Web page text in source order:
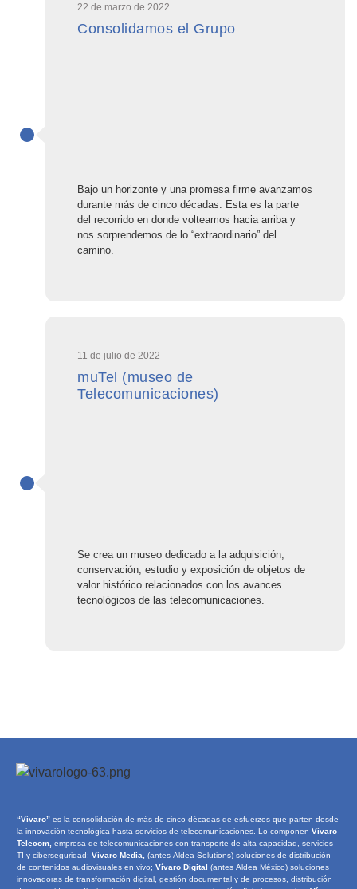
22 de marzo de 2022
Consolidamos el Grupo
Bajo un horizonte y una promesa firme avanzamos
durante más de cinco décadas. Esta es la parte
del recorrido en donde volteamos hacia arriba y
nos sorprendemos de lo “extraordinario” del
camino.
11 de julio de 2022
muTel (museo de
Telecomunicaciones)
Se crea un museo dedicado a la adquisición,
conservación, estudio y exposición de objetos de
valor histórico relacionados con los avances
tecnológicos de las telecomunicaciones.
“Vívaro” es la consolidación de más de cinco décadas de esfuerzos que parten desde
la innovación tecnológica hasta servicios de telecomunicaciones. Lo componen Vívaro
Telecom, empresa de telecomunicaciones con transporte de alta capacidad, servicios
TI y ciberseguridad; Vívaro Media, (antes Aldea Solutions) soluciones de distribución
de contenidos audiovisuales en vivo; Vívaro Digital (antes Aldea México) soluciones
innovadoras de transformación digital, gestión documental y de procesos, distribución